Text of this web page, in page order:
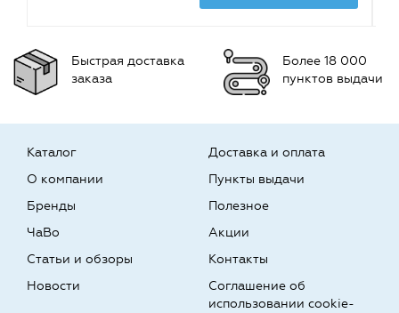
Быстрая доставка
заказа
Более 18 000
пунктов выдачи
Каталог
О компании
Бренды
Доставка и оплата
Пункты выдачи
Полезное
ЧаВо
Статьи и обзоры
Новости
Акции
Контакты
Соглашение об
использовании cookie-